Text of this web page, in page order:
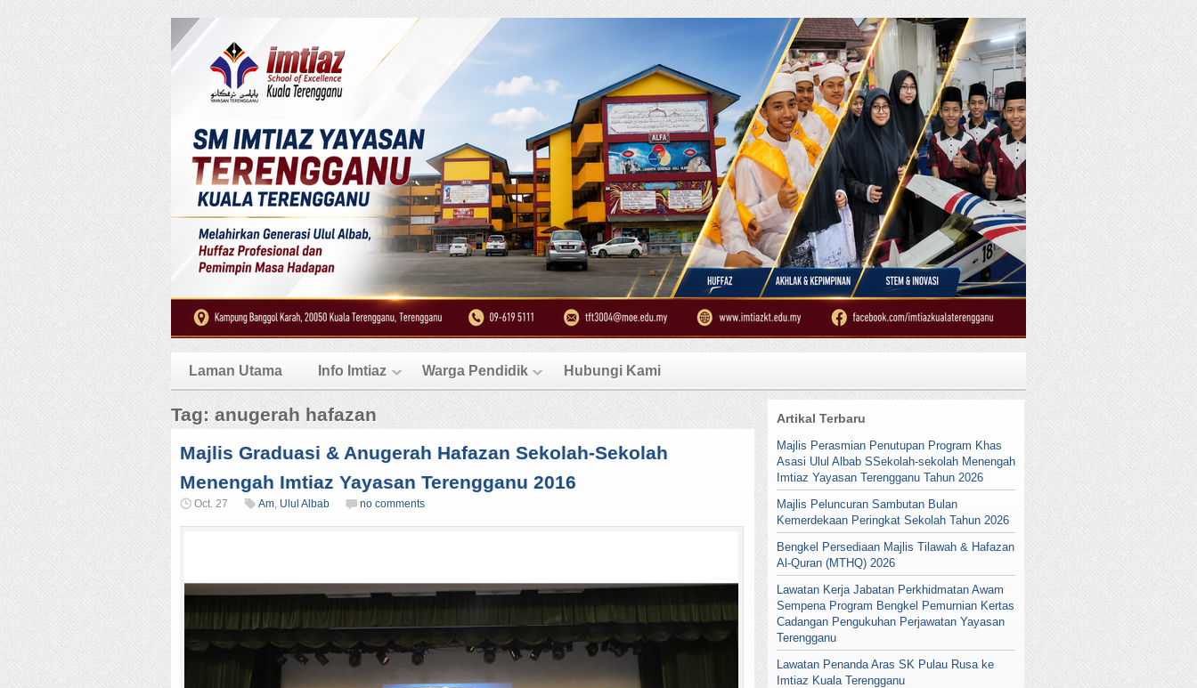
Laman Utama Info Imtiaz Warga Pendidik Hubungi Kami
Tag: anugerah hafazan
Majlis Graduasi & Anugerah Hafazan Sekolah-Sekolah
Menengah Imtiaz Yayasan Terengganu 2016
Oct. 27 Am, Ulul Albab no comments
Artikal Terbaru
Majlis Perasmian Penutupan Program Khas
Asasi Ulul Albab SSekolah-sekolah Menengah
Imtiaz Yayasan Terengganu Tahun 2026
Majlis Peluncuran Sambutan Bulan
Kemerdekaan Peringkat Sekolah Tahun 2026
Bengkel Persediaan Majlis Tilawah & Hafazan
Al-Quran (MTHQ) 2026
Lawatan Kerja Jabatan Perkhidmatan Awam
Sempena Program Bengkel Pemurnian Kertas
Cadangan Pengukuhan Perjawatan Yayasan
Terengganu
Lawatan Penanda Aras SK Pulau Rusa ke
Imtiaz Kuala Terengganu